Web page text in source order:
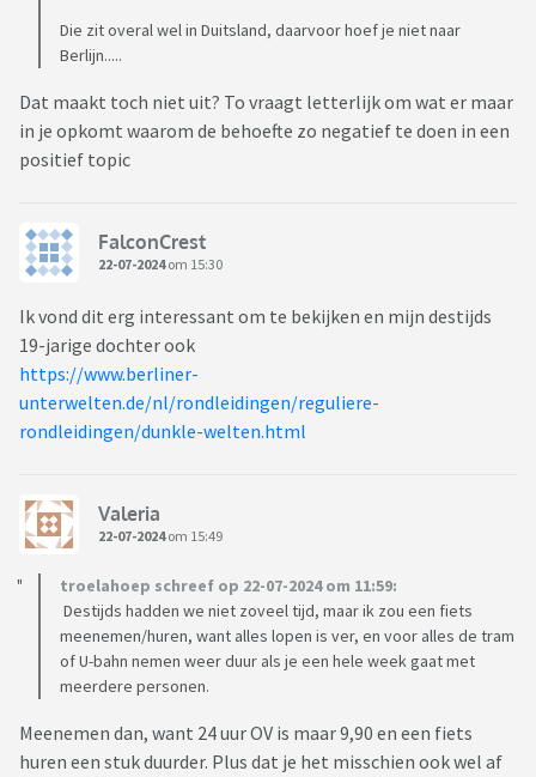
Die zit overal wel in Duitsland, daarvoor hoef je niet naar
Berlijn.....
Dat maakt toch niet uit? To vraagt letterlijk om wat er maar
in je opkomt waarom de behoefte zo negatief te doen in een
positief topic
FalconCrest
22-07-2024om 15:30
Ik vond dit erg interessant om te bekijken en mijn destijds
19-jarige dochter ook
https://www.berliner-
unterwelten.de/nl/rondleidingen/reguliere-
rondleidingen/dunkle-welten.html
Valeria
22-07-2024om 15:49
troelahoep schreef op 22-07-2024 om 11:59:
Destijds hadden we niet zoveel tijd, maar ik zou een fiets
meenemen/huren, want alles lopen is ver, en voor alles de tram
of U-bahn nemen weer duur als je een hele week gaat met
meerdere personen.
Meenemen dan, want 24 uur OV is maar 9,90 en een fiets
huren een stuk duurder. Plus dat je het misschien ook wel af